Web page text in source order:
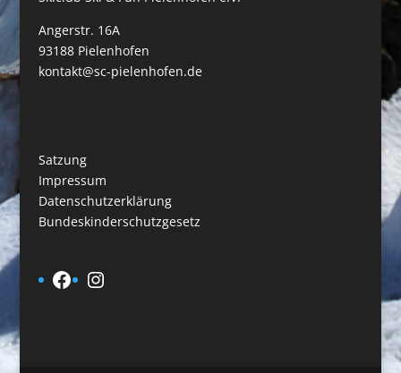
Angerstr. 16A
93188 Pielenhofen
kontakt@sc-pielenhofen.de
Satzung
Impressum
Datenschutzerklärung
Bundeskinderschutzgesetz
Facebook
Instagram